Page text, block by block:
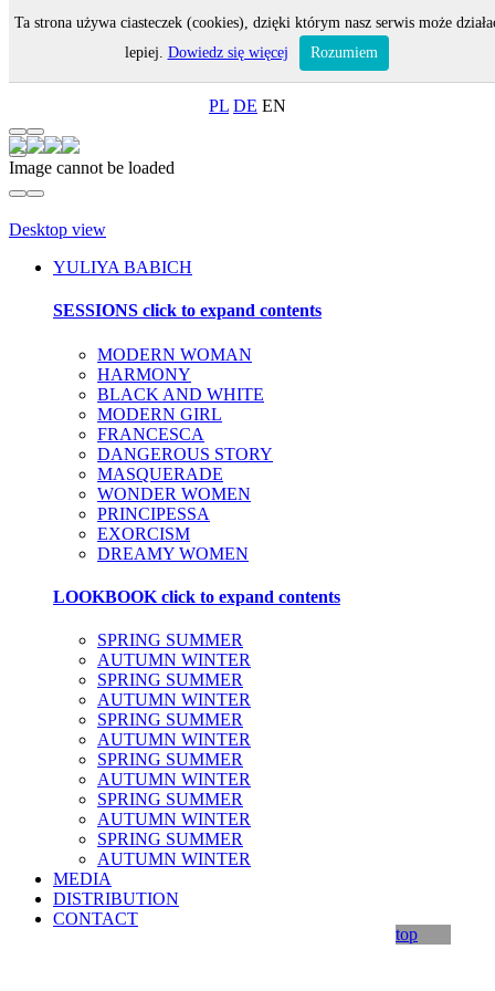
MENU
ON-LINE SHOP
PL DE EN
Image cannot be loaded
top
Desktop view
YULIYA BABICH
SESSIONS click to expand contents
MODERN WOMAN
HARMONY
BLACK AND WHITE
MODERN GIRL
FRANCESCA
DANGEROUS STORY
MASQUERADE
WONDER WOMEN
PRINCIPESSA
EXORCISM
DREAMY WOMEN
LOOKBOOK click to expand contents
SPRING SUMMER
AUTUMN WINTER
SPRING SUMMER
AUTUMN WINTER
SPRING SUMMER
AUTUMN WINTER
SPRING SUMMER
AUTUMN WINTER
SPRING SUMMER
AUTUMN WINTER
SPRING SUMMER
AUTUMN WINTER
MEDIA
DISTRIBUTION
CONTACT
Ta strona używa ciasteczek (cookies), dzięki którym nasz serwis może
lepiej. Dowiedz się więcej Rozumiem